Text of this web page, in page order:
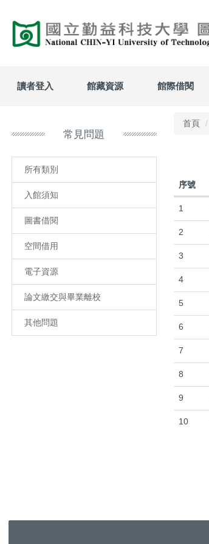
到
要
讀者登入 館藏資源 館際借閱
常見問題
所有類別
入館須知
圖書借閱
空間借用
電子資源
論文繳交與畢業離校
其他問題
首頁
序號
1
2
3
4
5
6
7
8
9
10